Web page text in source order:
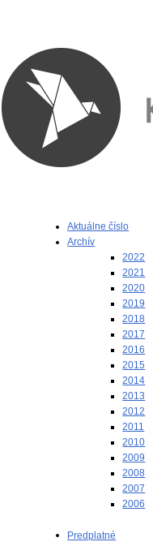
Aktuálne číslo
Archív
2022
2021
2020
2019
2018
2017
2016
2015
2014
2013
2012
2011
2010
2009
2008
2007
2006
Predplatné